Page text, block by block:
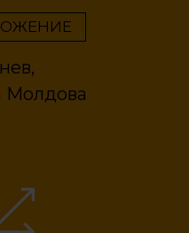
Молдова